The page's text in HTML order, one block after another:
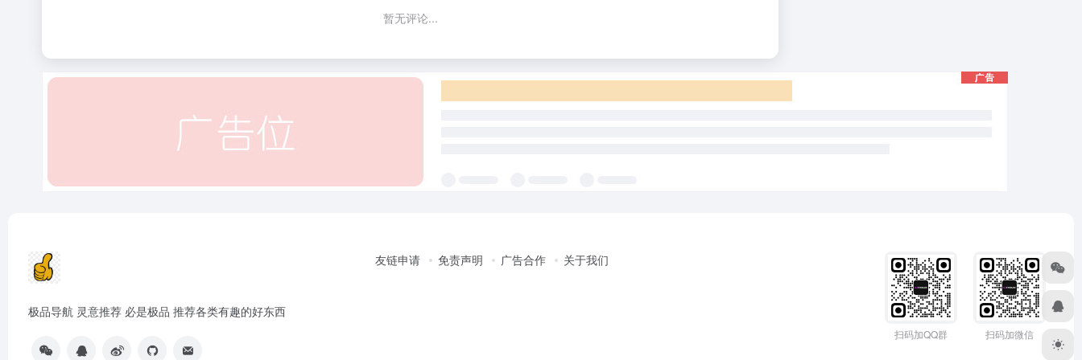
暂无评论...
极品导航 灵意推荐 必是极品 推荐各类有趣的好东西
友链申请 免责声明 广告合作 关于我们
扫码加QQ群 扫码加微信